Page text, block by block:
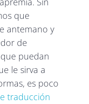
que
antemano y
de
puedan
le sirva a
es poco
traducción